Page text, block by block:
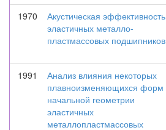
1970
Акустическая эффективность
эластичных металло-
пластмассовых подшипников
1991
Анализ влияния некоторых
плавноизменяющихся форм
начальной геометрии
эластичных
металлопластмассовых